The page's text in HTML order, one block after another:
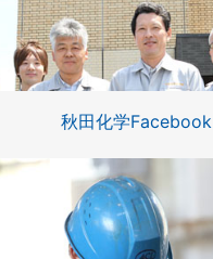
秋田化学Facebook